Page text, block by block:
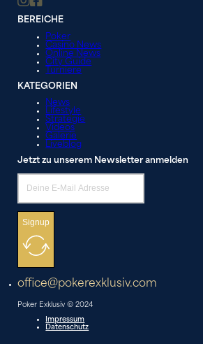
BEREICHE
Poker
Casino News
Online News
City Guide
Turniere
KATEGORIEN
News
Lifestyle
Strategie
Videos
Galerie
Liveblog
Jetzt zu unserem Newsletter anmelden
Signup
office@pokerexklusiv.com
Poker Exklusiv © 2024
Impressum
Datenschutz